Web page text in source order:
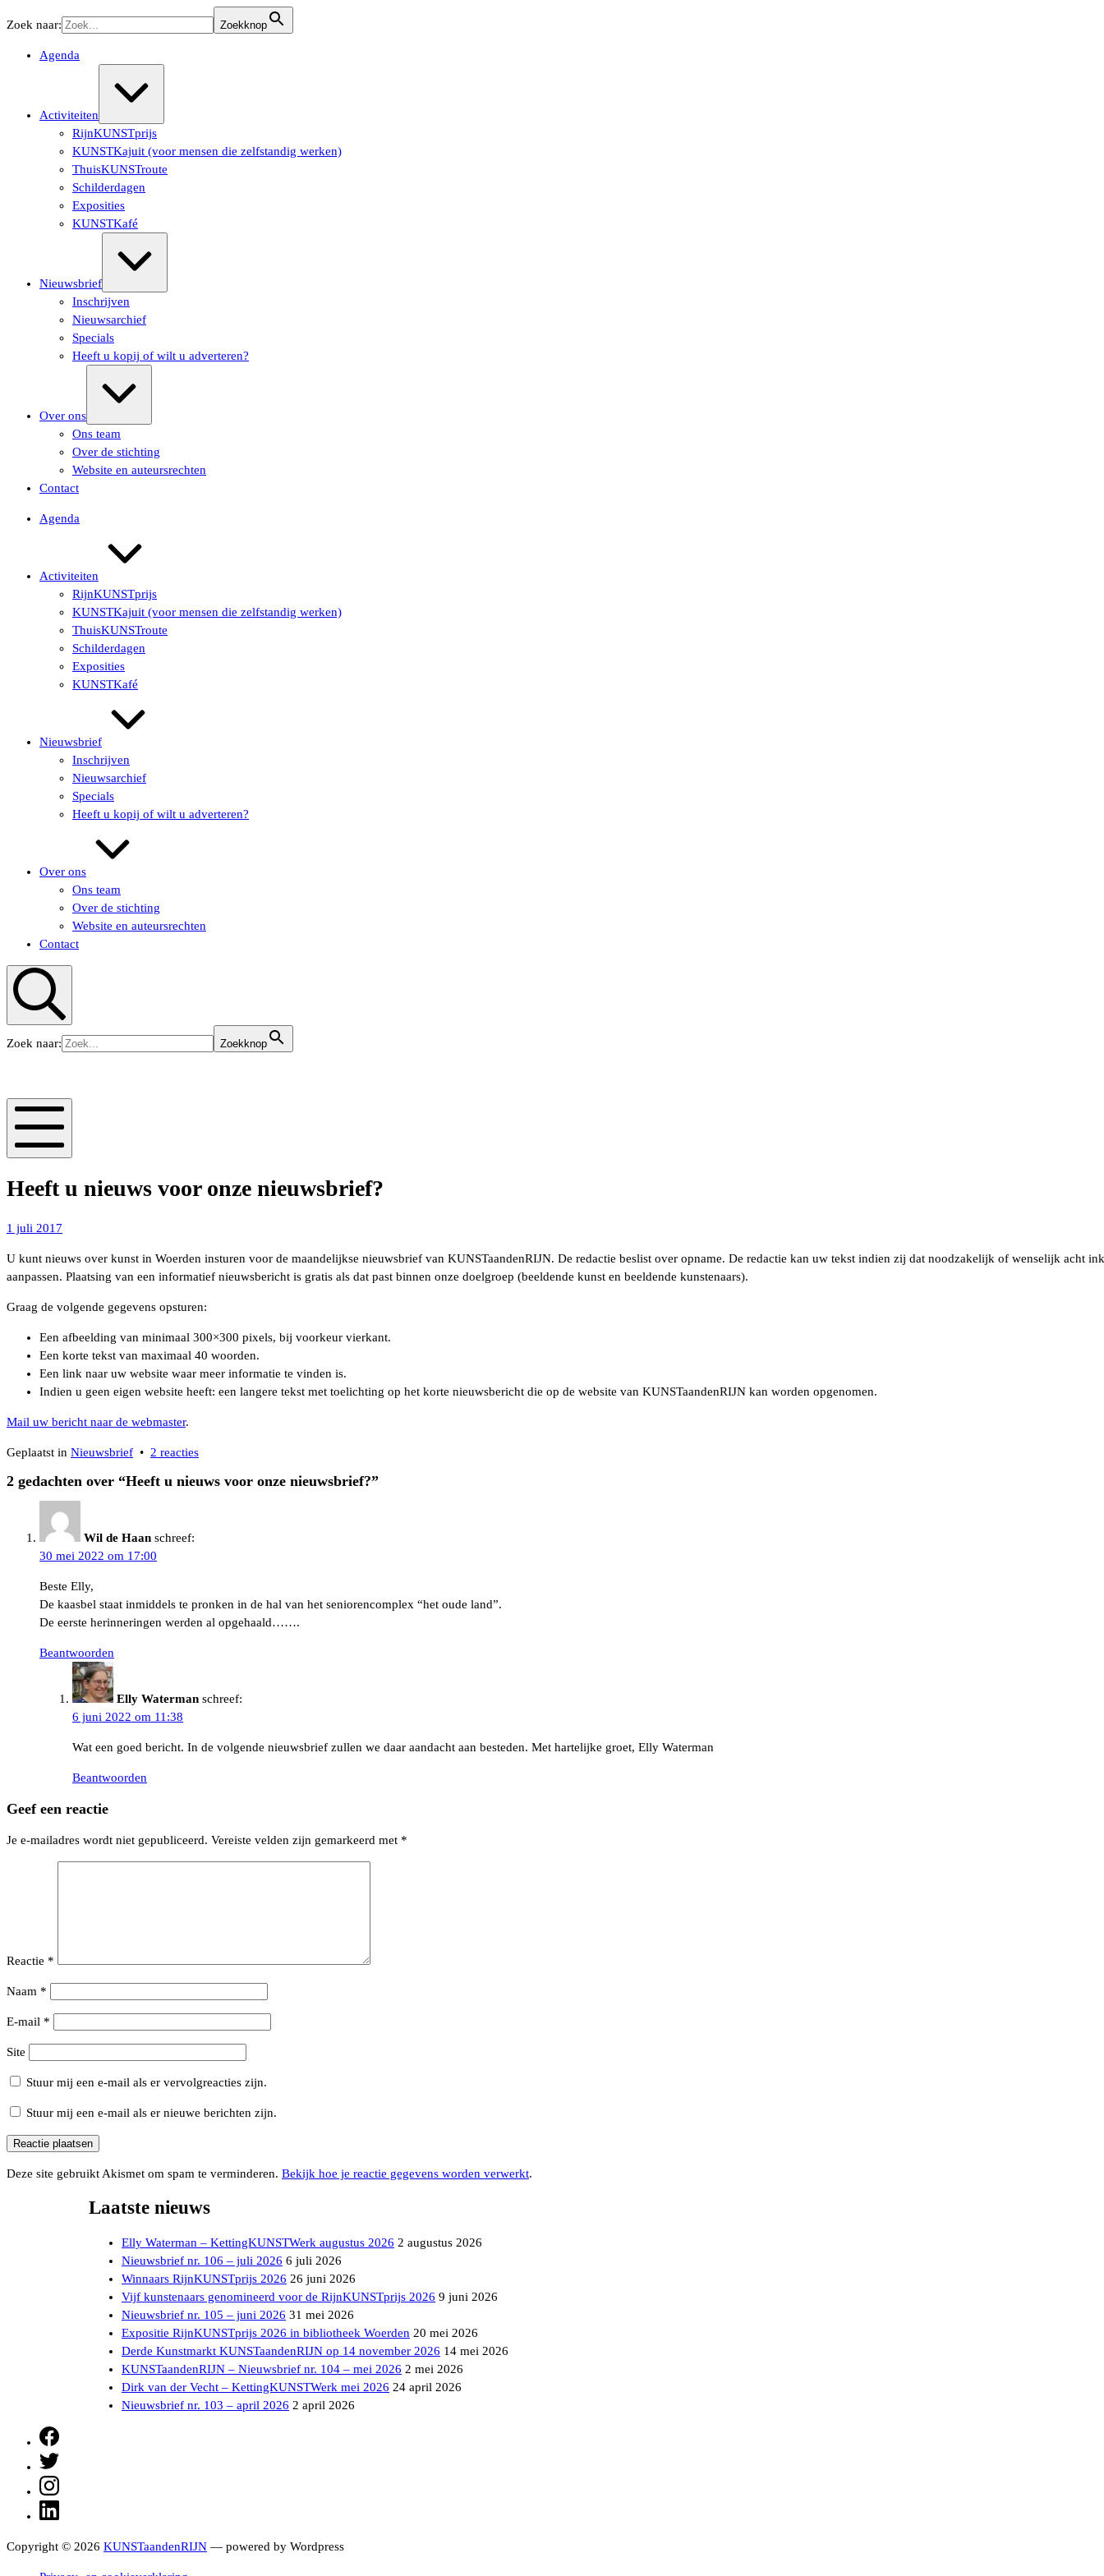
naar
Zoek naar: Zoekknop
Agenda
Activiteiten
RijnKUNSTprijs
KUNSTKajuit (voor mensen die zelfstandig werken)
ThuisKUNSTroute
Schilderdagen
Exposities
KUNSTKafé
Nieuwsbrief
Inschrijven
Nieuwsarchief
Specials
Heeft u kopij of wilt u adverteren?
Over ons
Ons team
Over de stichting
Website en auteursrechten
Contact
Agenda
Activiteiten
RijnKUNSTprijs
KUNSTKajuit (voor mensen die zelfstandig werken)
ThuisKUNSTroute
Schilderdagen
Exposities
KUNSTKafé
Nieuwsbrief
Inschrijven
Nieuwsarchief
Specials
Heeft u kopij of wilt u adverteren?
Over ons
Ons team
Over de stichting
Website en auteursrechten
Contact
Zoeken
Zoek naar: Zoekknop
Mobiel
Heeft u nieuws voor onze nieuwsbrief?
1 juli 2017
2021
U kunt nieuws over kunst in Woerden insturen voor de maandelijkse nieuwsbrief van KUNSTaandenRIJN. De redactie beslist over opname. De redactie kan uw tekst indien zij dat noodzakelijk of wenselijk acht
aanpassen. Plaatsing van een informatief nieuwsbericht is gratis als dat past binnen onze doelgroep (beeldende kunst en beeldende kunstenaars).
Graag de volgende gegevens opsturen:
Een afbeelding van minimaal 300×300 pixels, bij voorkeur vierkant.
Een korte tekst van maximaal 40 woorden.
Een link naar uw website waar meer informatie te vinden is.
Indien u geen eigen website heeft: een langere tekst met toelichting op het korte nieuwsbericht die op de website van KUNSTaandenRIJN kan worden opgenomen.
Mail uw bericht naar de webmaster.
Geplaatst in Nieuwsbrief • 2 reactiesop
u
2 gedachten over “Heeft u nieuws voor onze nieuwsbrief?”
Wil de Haan schreef:
30 mei 2022 om 17:00
Beste Elly,
De kaasbel staat inmiddels te pronken in de hal van het seniorencomplex “het oude land”.
De eerste herinneringen werden al opgehaald…….
Beantwoorden
Elly Waterman schreef:
6 juni 2022 om 11:38
Wat een goed bericht. In de volgende nieuwsbrief zullen we daar aandacht aan besteden. Met hartelijke groet, Elly Waterman
Beantwoorden
Geef een reactie
Je e-mailadres wordt niet gepubliceerd. Vereiste velden zijn gemarkeerd met *
Reactie *
Naam *
E-mail *
Site
Stuur mij een e-mail als er vervolgreacties zijn.
Stuur mij een e-mail als er nieuwe berichten zijn.
Deze site gebruikt Akismet om spam te verminderen. Bekijk hoe je reactie gegevens worden verwerkt.
Laatste nieuws
Elly Waterman – KettingKUNSTWerk augustus 2026 2 augustus 2026
Nieuwsbrief nr. 106 – juli 2026 6 juli 2026
Winnaars RijnKUNSTprijs 2026 26 juni 2026
Vijf kunstenaars genomineerd voor de RijnKUNSTprijs 2026 9 juni 2026
Nieuwsbrief nr. 105 – juni 2026 31 mei 2026
Expositie RijnKUNSTprijs 2026 in bibliotheek Woerden 20 mei 2026
Derde Kunstmarkt KUNSTaandenRIJN op 14 november 2026 14 mei 2026
KUNSTaandenRIJN – Nieuwsbrief nr. 104 – mei 2026 2 mei 2026
Dirk van der Vecht – KettingKUNSTWerk mei 2026 24 april 2026
Nieuwsbrief nr. 103 – april 2026 2 april 2026
Facebook
Twitter
Instagram
Copyright © 2026 KUNSTaandenRIJN — powered by Wordpress